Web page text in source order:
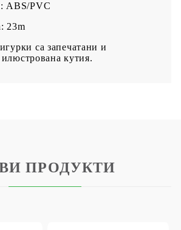
ABS/PVC
23m
са запечатани и
кутия.
ПРОДУКТИ